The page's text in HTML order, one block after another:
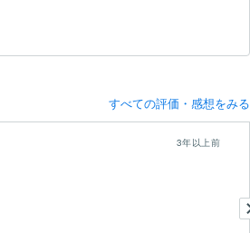
すべての評価・感想をみる
3年以上前